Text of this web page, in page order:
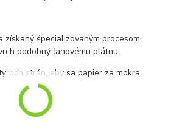
získaný špecializovaným procesom
podobný ľanovému plátnu.
strán, aby sa papier za mokra